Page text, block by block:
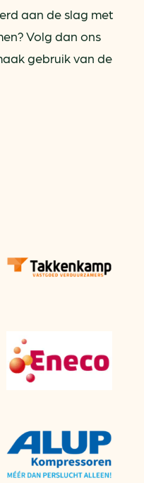
aan de slag met
Volg dan ons
gebruik van de